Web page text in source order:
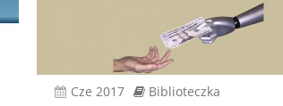
cze 2017 Biblioteczka